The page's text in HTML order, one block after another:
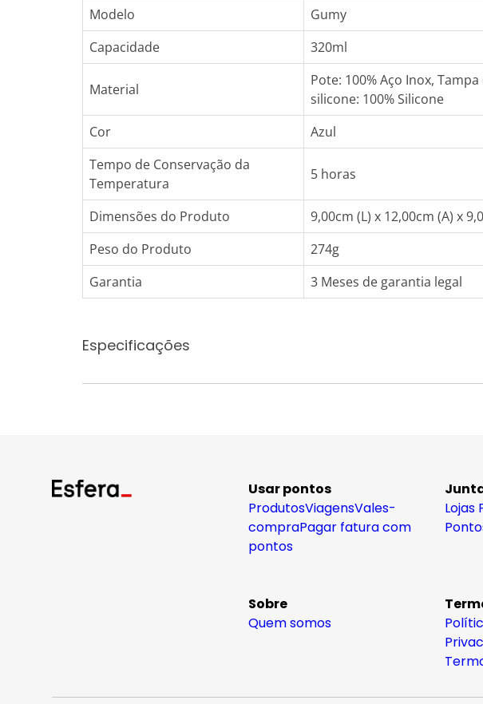
Modelo
Gumy
Capacidade
320ml
Material
Pote: 100% Aço Inox,
silicone: 100% Silicone
Cor
Azul
Tempo de Conservação da
Temperatura
5 horas
Dimensões do Produto
9,00cm (L) x 12,00cm (A) x
Peso do Produto
274g
Garantia
3 Meses de garantia legal
Especificações
Usar pontos
ProdutosViagensVales-
compraPagar fatura com
pontos
Lojas
Sobre
Quem somos